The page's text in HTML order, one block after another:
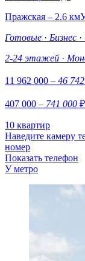
Пражская – 2.6 км
Готовые · Бизнес ·
2-24 этажей ·
11 962 000 – 46
407 000 – 741 000
10 квартир
Наведите камеру
номер
Показать телефон
У метро